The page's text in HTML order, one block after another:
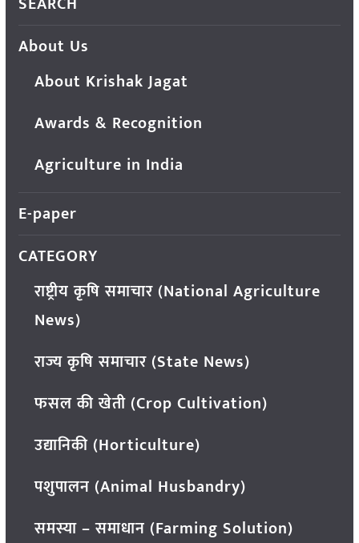
About Us
About Krishak Jagat
Awards & Recognition
Agriculture in India
E-paper
CATEGORY
राष्ट्रीय कृषि समाचार (National Agriculture
News)
राज्य कृषि समाचार (State News)
फसल की खेती (Crop Cultivation)
उद्यानिकी (Horticulture)
पशुपालन (Animal Husbandry)
समस्या – समाधान (Farming Solution)